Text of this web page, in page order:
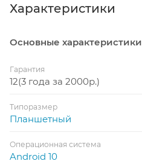
Характеристики
Основные характеристики
Гарантия
12(3 года за 2000р.)
Типоразмер
Планшетный
Операционная система
Android 10